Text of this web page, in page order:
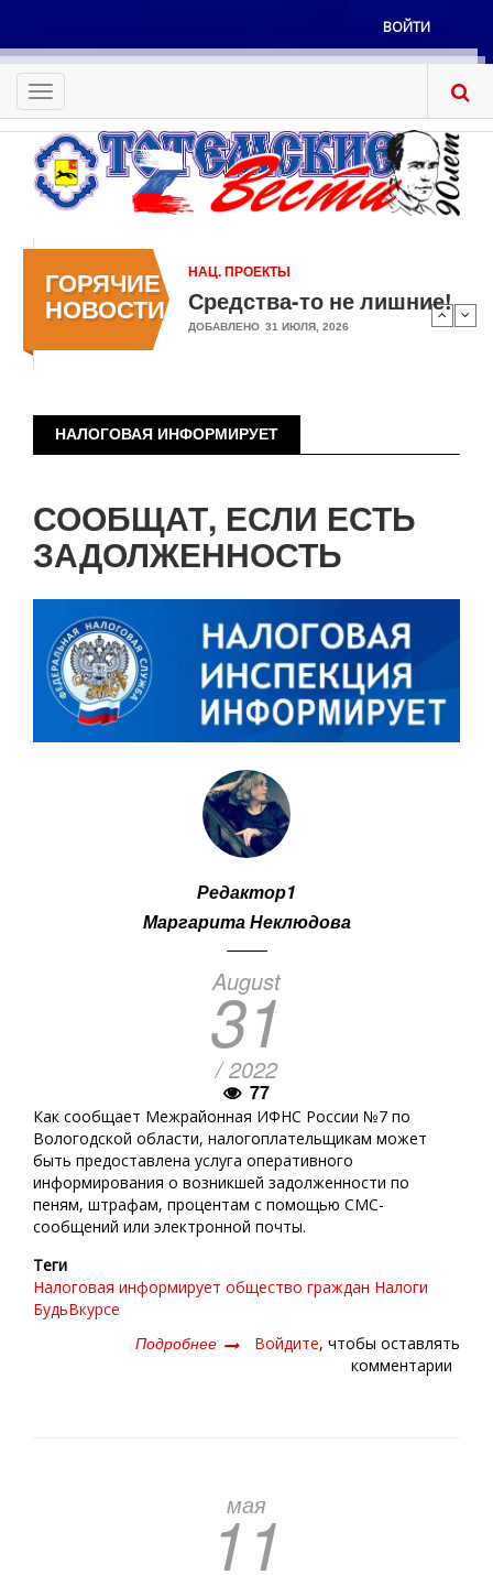
основному
содержанию
Меню
учётной
записи
пользователя
ВОЙТИ
Toggle
navigation
ГОРЯЧИЕ
НОВОСТИ
НАЦ. ПРОЕКТЫ
Средства-то не лишние!
ДОБАВЛЕНО 31 ИЮЛЯ, 2026
НАЛОГОВАЯ ИНФОРМИРУЕТ
СООБЩАТ, ЕСЛИ ЕСТЬ
ЗАДОЛЖЕННОСТЬ
Редактор1
Маргарита Неклюдова
August
31
/ 2022
77
Как сообщает Межрайонная ИФНС России №7 по
Вологодской области, налогоплательщикам может
быть предоставлена услуга оперативного
информирования о возникшей задолженности по
пеням, штрафам, процентам с помощью СМС-
сообщений или электронной почты.
Теги
Налоговая информирует общество граждан Налоги
БудьВкурсе
Подробнее о
Войдите, чтобы оставлять
комментарии
мая
11
страниц